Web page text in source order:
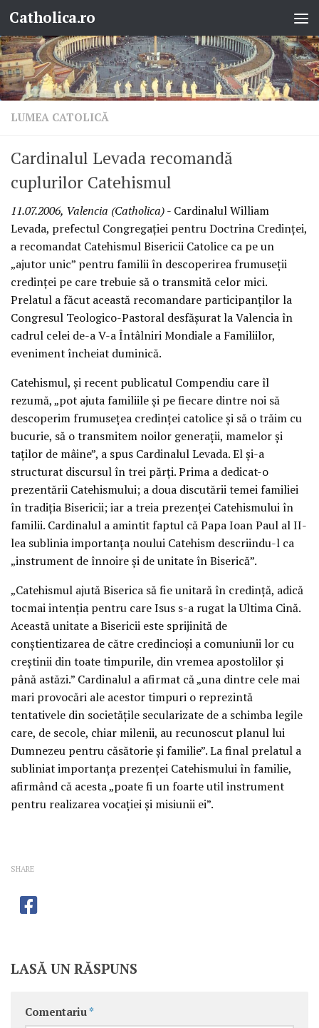
Skip to content
Catholica.ro
LUMEA CATOLICĂ
Cardinalul Levada recomandă
cuplurilor Catehismul
11.07.2006, Valencia (Catholica)- Cardinalul William
Levada, prefectul Congregaţiei pentru Doctrina Credinţei,
a recomandat Catehismul Bisericii Catolice ca pe un
„ajutor unic” pentru familii în descoperirea frumuseţii
credinţei pe care trebuie să o transmită celor mici.
Prelatul a făcut această recomandare participanţilor la
Congresul Teologico-Pastoral desfăşurat la Valencia în
cadrul celei de-a V-a Întâlniri Mondiale a Familiilor,
eveniment încheiat duminică.
Catehismul, şi recent publicatul Compendiu care îl
rezumă, „pot ajuta familiile şi pe fiecare dintre noi să
descoperim frumuseţea credinţei catolice şi să o trăim cu
bucurie, să o transmitem noilor generaţii, mamelor şi
taţilor de mâine”, a spus Cardinalul Levada. El şi-a
structurat discursul în trei părţi. Prima a dedicat-o
prezentării Catehismului; a doua discutării temei familiei
în tradiţia Bisericii; iar a treia prezenţei Catehismului în
familii. Cardinalul a amintit faptul că Papa Ioan Paul al II-
lea sublinia importanţa noului Catehism descriindu-l ca
„instrument de înnoire şi de unitate în Biserică”.
„Catehismul ajută Biserica să fie unitară în credinţă, adică
tocmai intenţia pentru care Isus s-a rugat la Ultima Cină.
Această unitate a Bisericii este sprijinită de
conştientizarea de către credincioşi a comuniunii lor cu
creştinii din toate timpurile, din vremea apostolilor şi
până astăzi.” Cardinalul a afirmat că „una dintre cele mai
mari provocări ale acestor timpuri o reprezintă
tentativele din societăţile secularizate de a schimba legile
care, de secole, chiar milenii, au recunoscut planul lui
Dumnezeu pentru căsătorie şi familie”. La final prelatul a
subliniat importanţa prezenţei Catehismului în familie,
afirmând că acesta „poate fi un foarte util instrument
pentru realizarea vocaţiei şi misiunii ei”.
SHARE
LASĂ UN RĂSPUNS
Comentariu *